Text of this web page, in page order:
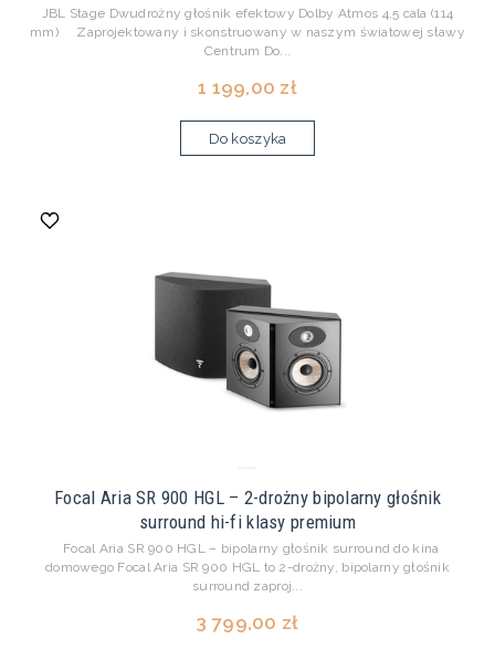
JBL Stage Dwudrożny głośnik efektowy Dolby Atmos 4,5 cala (114
mm) Zaprojektowany i skonstruowany w naszym światowej sławy
Centrum Do...
1 199,00 zł
Do koszyka
Focal Aria SR 900 HGL – 2-drożny bipolarny głośnik
surround hi-fi klasy premium
Focal Aria SR 900 HGL – bipolarny głośnik surround do kina
domowego Focal Aria SR 900 HGL to 2-drożny, bipolarny głośnik
surround zaproj...
3 799,00 zł